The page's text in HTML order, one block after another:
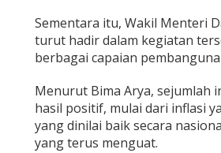
Sementara itu, Wakil Menteri
turut hadir dalam kegiatan
berbagai capaian
Menurut Bima Arya, sejumlah
hasil positif, mulai dari inflasi
yang dinilai baik secara
yang terus menguat.